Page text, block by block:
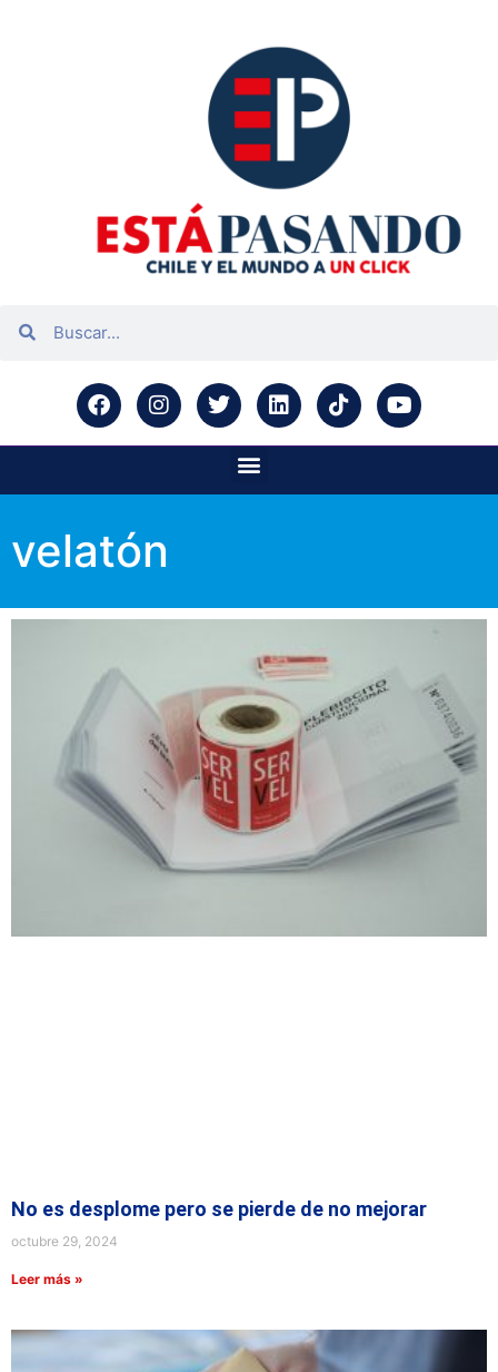
velatón
No es desplome pero se pierde de no mejorar
octubre 29, 2024
Leer más »